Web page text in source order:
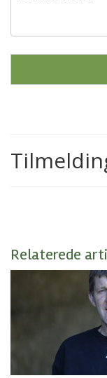
Relaterede